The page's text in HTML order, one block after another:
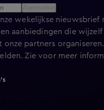
wekelijkse nieuwsbrief
aanbiedingen die wijzelf
onze partners
Zie voor meer